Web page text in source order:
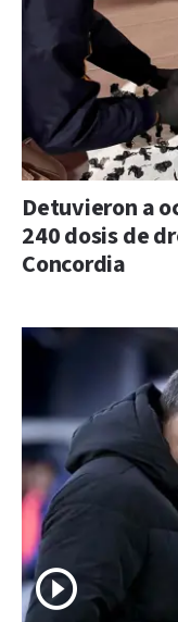
Detuvieron a
240 dosis de
Concordia